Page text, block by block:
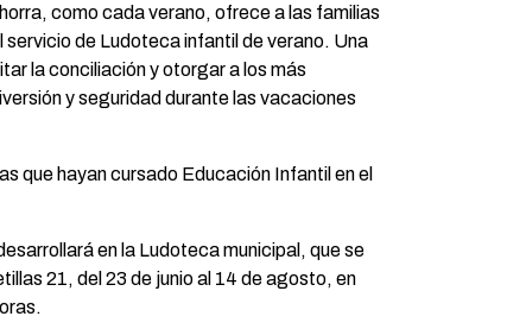
como cada verano, ofrece a las familias
de Ludoteca infantil de verano. Una
la conciliación y otorgar a los más
y seguridad durante las vacaciones
que hayan cursado Educación Infantil en el
en la Ludoteca municipal, que se
21, del 23 de junio al 14 de agosto, en